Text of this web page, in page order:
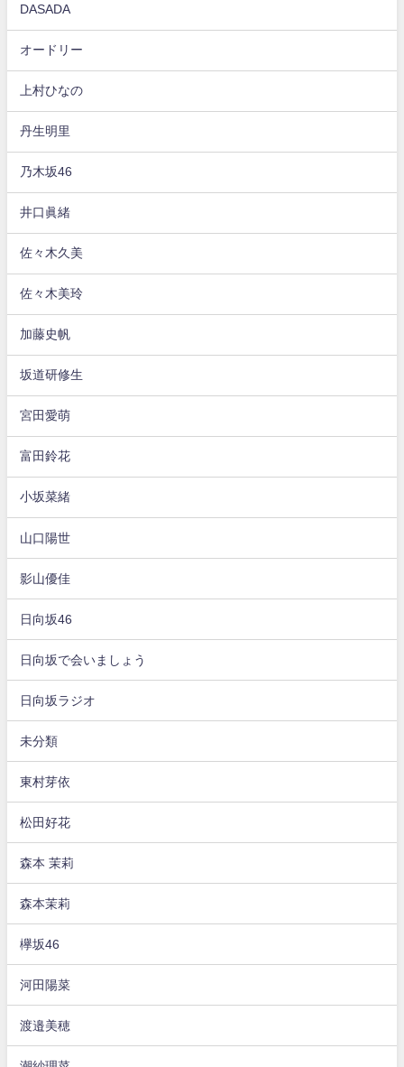
DASADA
オードリー
上村ひなの
丹生明里
乃木坂46
井口眞緒
佐々木久美
佐々木美玲
加藤史帆
坂道研修生
宮田愛萌
富田鈴花
小坂菜緒
山口陽世
影山優佳
日向坂46
日向坂で会いましょう
日向坂ラジオ
未分類
東村芽依
松田好花
森本 茉莉
森本茉莉
欅坂46
河田陽菜
渡邉美穂